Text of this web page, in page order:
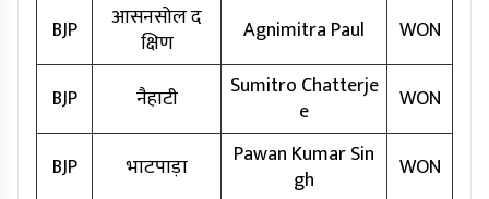
BJP
आसनसोल द
क्षिण
Agnimitra Paul WON
BJP नैहाटी
Sumitro Chatterje
e
WON
BJP भाटपाड़ा
Pawan Kumar Sin
gh
WON